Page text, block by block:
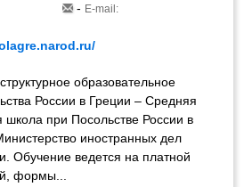
- E-mail:
образовательное
России в Греции – Средняя
при Посольстве России в
иностранных дел
Обучение ведется на платной
формы...